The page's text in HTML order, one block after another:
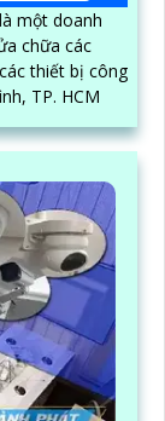
một doanh
chữa các
thiết bị công
TP. HCM